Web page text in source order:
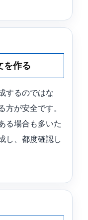
を作る
するのではな
方が安全です。
る場合も多いた
し、都度確認し